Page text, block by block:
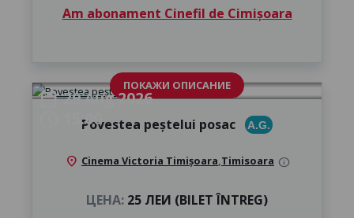
Am abonament Cinefil de Cimișoara
calendar_month29 Aug 2026
15:00
ПОКАЖИ ОПИСАНИЕ
Povestea peștelui posac A.G.
location_on Cinema Victoria Timișoara,Timisoara info
ЦЕНА: 25 ЛЕИ (BILET ÎNTREG)